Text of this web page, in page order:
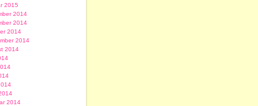
2015
2014
2014
2014
2014
2014
2014